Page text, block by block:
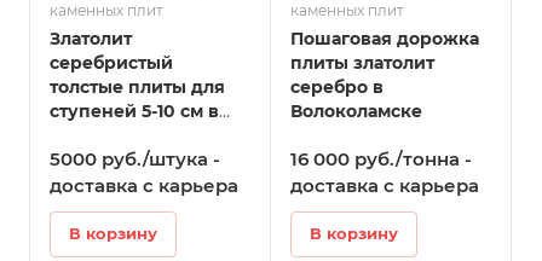
каменных плит
Златолит
серебристый
толстые плиты для
ступеней 5-10 см в
5000 руб./штука -
доставка с карьера
В корзину
каменных плит
Пошаговая дорожка
плиты златолит
серебро в
Волоколамске
16 000 руб./тонна -
доставка с карьера
В корзину